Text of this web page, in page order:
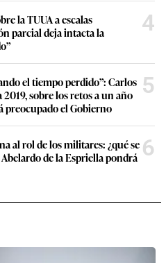
la TUUA a escalas
parcial deja intacta la
4
el tiempo perdido”: Carlos
sobre los retos a un año
preocupado el Gobierno
5
al rol de los militares: ¿qué se
de la Espriella pondrá 6